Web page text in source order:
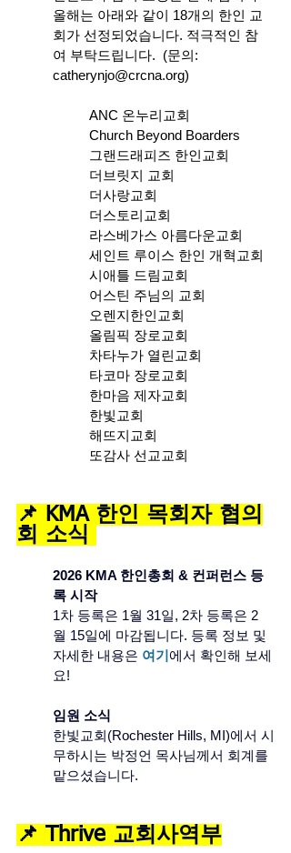
올해는 아래와 같이 18개의 한인 교
회가 선정되었습니다. 적극적인 참
여 부탁드립니다.  (문의:
catherynjo@crcna.org)
ANC 온누리교회
Church Beyond Boarders
그랜드래피즈 한인교회
더브릿지 교회
더사랑교회
더스토리교회
라스베가스 아름다운교회
세인트 루이스 한인 개혁교회
시애틀 드림교회
어스틴 주님의 교회
오렌지한인교회
올림픽 장로교회
차타누가 열린교회
타코마 장로교회
한마음 제자교회
한빛교회
해뜨지교회
또감사 선교교회
📌 KMA 한인 목회자 협의
회 소식
2026 KMA 한인총회 & 컨퍼런스 등
록 시작
1차 등록은 1월 31일, 2차 등록은 2
월 15일에 마감됩니다. 등록 정보 및
자세한 내용은 여기에서 확인해 보세
요!
	임원 소식
한빛교회(Rochester Hills, MI)에서 시
무하시는 박정언 목사님께서 회계를
맡으셨습니다.
📌 Thrive 교회사역부